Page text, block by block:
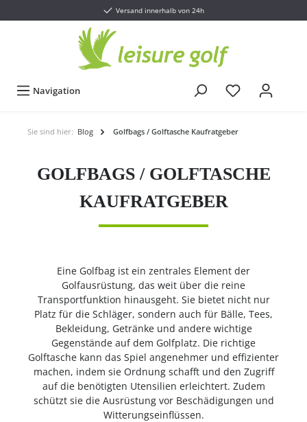
Versand innerhalb von 24h
Navigation
Sie sind hier: Blog Golfbags / Golftasche Kaufratgeber
GOLFBAGS / GOLFTASCHE
KAUFRATGEBER
Eine Golfbag ist ein zentrales Element der
Golfausrüstung, das weit über die reine
Transportfunktion hinausgeht. Sie bietet nicht nur
Platz für die Schläger, sondern auch für Bälle, Tees,
Bekleidung, Getränke und andere wichtige
Gegenstände auf dem Golfplatz. Die richtige
Golftasche kann das Spiel angenehmer und effizienter
machen, indem sie Ordnung schafft und den Zugriff
auf die benötigten Utensilien erleichtert. Zudem
schützt sie die Ausrüstung vor Beschädigungen und
Witterungseinflüssen.